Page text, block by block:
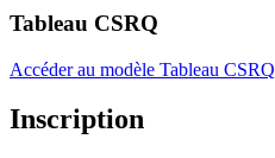
Tableau CSRQ
Accéder au modèle Tableau CSRQ
Inscription